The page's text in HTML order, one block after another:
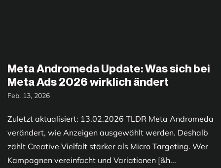
Meta Andromeda Update: Was sich bei
Meta Ads 2026 wirklich ändert
Feb. 13, 2026
Zuletzt aktualisiert: 13.02.2026 TLDR Meta Andromeda
verändert, wie Anzeigen ausgewählt werden. Deshalb
zählt Creative Vielfalt stärker als Micro Targeting. Wer
Kampagnen vereinfacht und Variationen [&h...